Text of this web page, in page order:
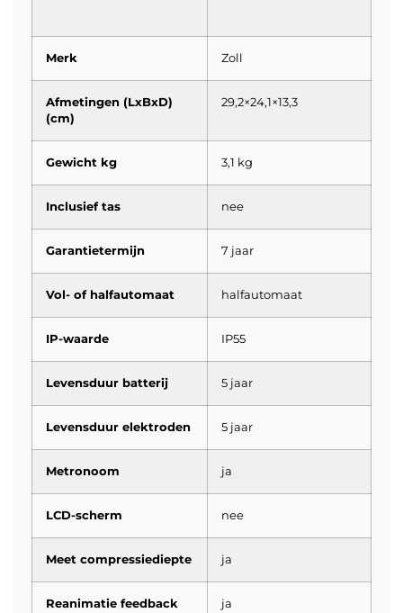
Merk Zoll
Afmetingen (LxBxD)
(cm)
29,2×24,1×13,3
Gewicht kg 3,1 kg
Inclusief tas nee
Garantietermijn 7 jaar
Vol- of halfautomaat halfautomaat
IP-waarde IP55
Levensduur batterij 5 jaar
Levensduur elektroden 5 jaar
Metronoom ja
LCD-scherm nee
Meet compressiediepte ja
Reanimatie feedback ja